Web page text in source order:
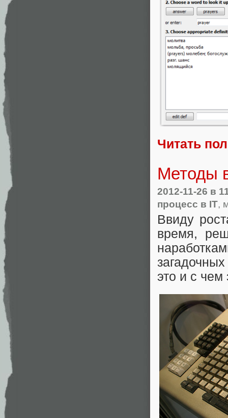
Читать
Методы
2012-11-26 в
процесс в IT,
Ввиду
время,
это и с чем